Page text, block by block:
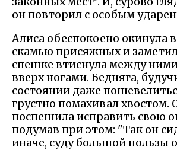
он повторил с особым
Алиса обеспокоено окинула
скамью присяжных и
спешке втиснула между
вверх ногами. Бедняга,
состоянии даже
грустно помахивал хвостом.
поспешила исправить свою
подумав при этом: "Так он
иначе, суду большой пользы